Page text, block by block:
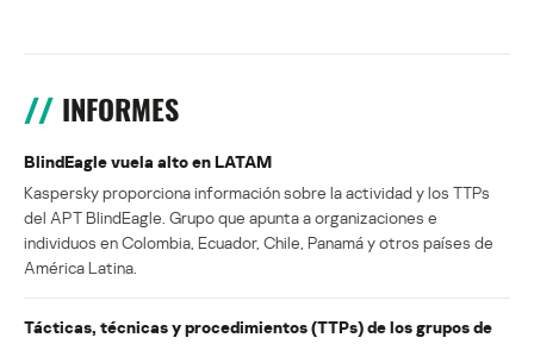
INFORMES
BlindEagle vuela alto en LATAM
Kaspersky proporciona información sobre la actividad y los TTPs
del APT BlindEagle. Grupo que apunta a organizaciones e
individuos en Colombia, Ecuador, Chile, Panamá y otros países de
América Latina.
Tácticas, técnicas y procedimientos (TTPs) de los grupos de